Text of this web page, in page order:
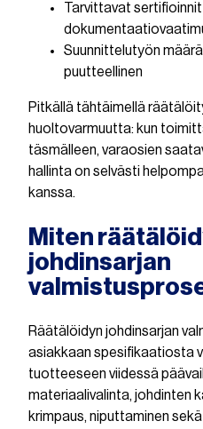
Tarvittavat sertifioinnit
Suunnittelutyön
puutteellinen
Pitkällä tähtäimellä
huoltovarmuutta: kun
täsmälleen, varaosien
hallinta on selvästi
kanssa.
Miten
johdinsarjan
Räätälöidyn johdinsarjan
asiakkaan spesifikaatiosta
tuotteeseen viidessä
materiaalivalinta, johdinten
krimpaus, niputtaminen